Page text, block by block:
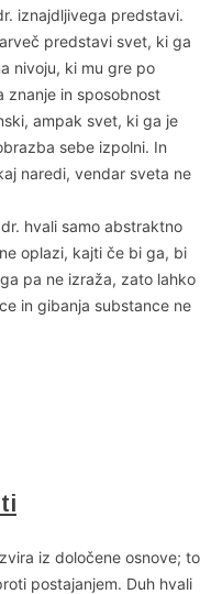
iznajdljivega predstavi.
predstavi svet, ki ga
nivoju, ki mu gre po
znanje in sposobnost
ampak svet, ki ga je
sebe izpolni. In
naredi, vendar sveta ne
hvali samo abstraktno
oplazi, kajti če bi ga, bi
pa ne izraža, zato lahko
in gibanja substance ne
iz določene osnove; to
postajanjem. Duh hvali